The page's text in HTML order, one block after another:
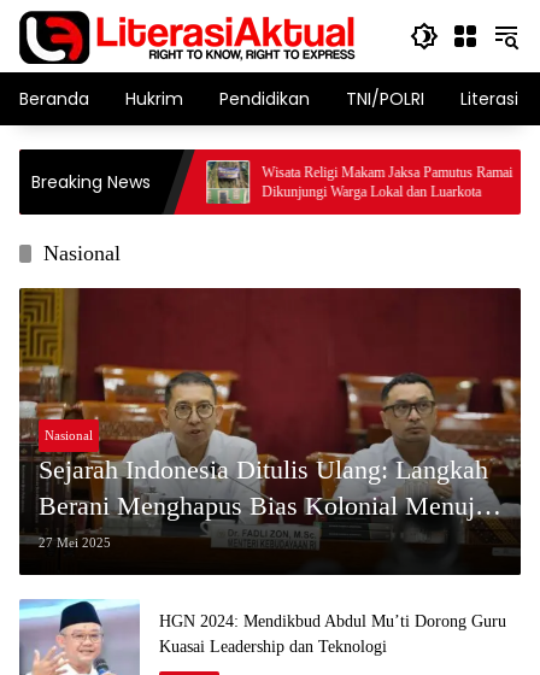
Langsung
konten
Beranda Hukrim Pendidikan TNI/POLRI Literasi
Breaking News
Resmikan Rumah
Wisata Religi Makam Jaksa Pamutus Ramai
Dikunjungi Warga Lokal dan Luarkota
Nasional
Nasional
Sejarah Indonesia Ditulis Ulang: Langkah
Berani Menghapus Bias Kolonial Menuju
Perspektif Indonesia-Sentris
27 Mei 2025
HGN 2024: Mendikbud Abdul Mu’ti Dorong Guru
Kuasai Leadership dan Teknologi